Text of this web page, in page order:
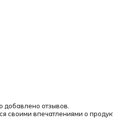
добавлено отзывов.
своими впечатлениями о